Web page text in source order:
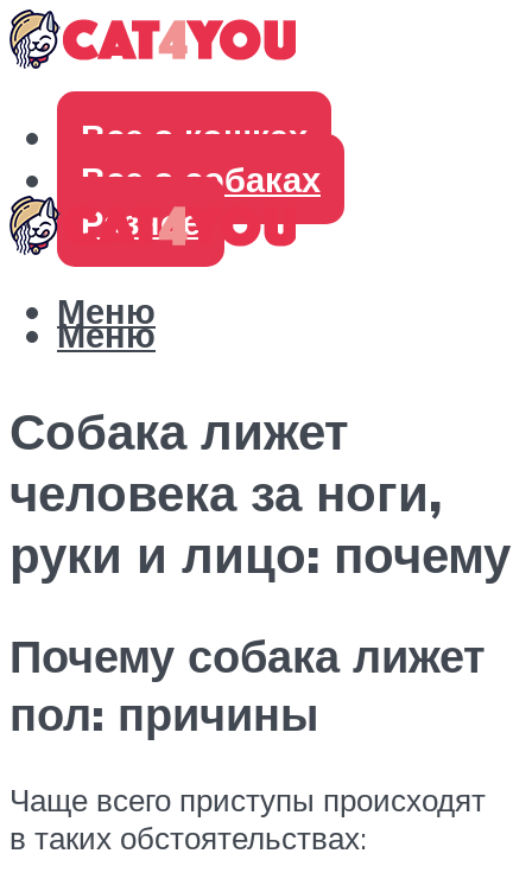
Все о кошках
Все о собаках
Разное
Меню
Меню
Собака лижет
человека за ноги,
руки и лицо: почему
Почему собака лижет
пол: причины
Чаще всего приступы происходят
в таких обстоятельствах: